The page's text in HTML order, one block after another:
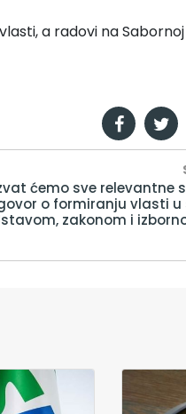
a radovi na
ćemo sve relevantne
o formiranju vlasti u
zakonom i